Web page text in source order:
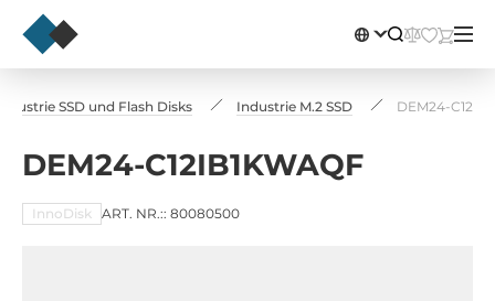
SSD und Flash Disks Industrie M.2 SSD DEM24-
DEM24-C12IB1KWAQF
InnoDisk ART. NR.:: 80080500